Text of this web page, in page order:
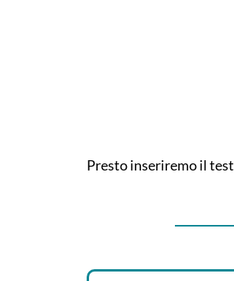
Presto inseriremo il